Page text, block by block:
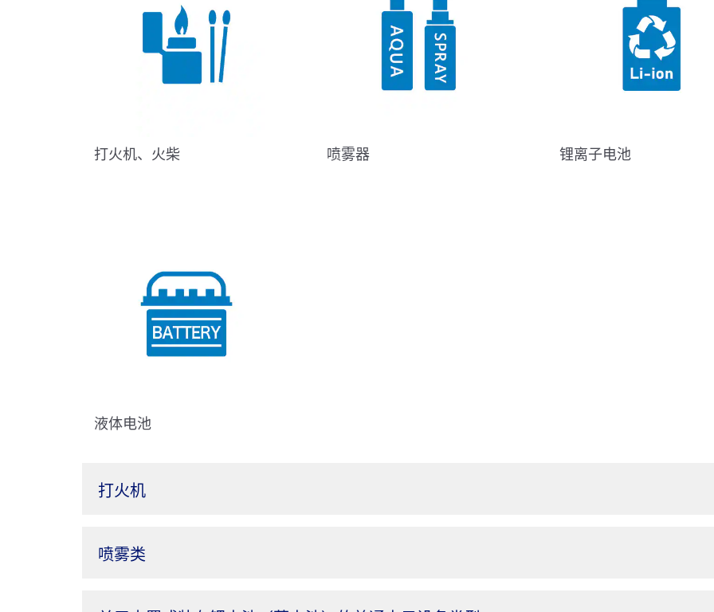
打火机、火柴 喷雾器 锂离子电池
液体电池
打火机
喷雾类